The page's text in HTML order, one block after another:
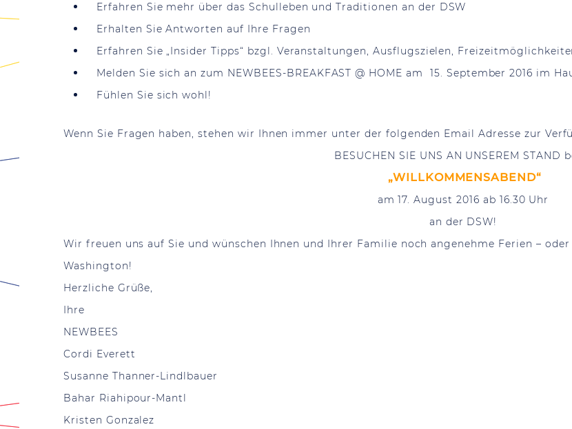
Erfahren Sie mehr über das Schulleben und Traditionen an der DSW
Erhalten Sie Antworten auf Ihre Fragen
Erfahren Sie „Insider Tipps“ bzgl. Veranstaltungen, Ausflugszielen,
Melden Sie sich an zum NEWBEES-BREAKFAST @ HOME am 15. September 2016 im
Fühlen Sie sich wohl!
Wenn Sie Fragen haben, stehen wir Ihnen immer unter der folgenden Email Adresse zur
BESUCHEN SIE UNS AN UNSEREM STAND
„WILLKOMMENSABEND“
am 17. August 2016 ab 16.30 Uhr
an der DSW!
Wir freuen uns auf Sie und wünschen Ihnen und Ihrer Familie noch angenehme Ferien –
Washington!
Herzliche Grüße,
Ihre
NEWBEES
Cordi Everett
Susanne Thanner-Lindlbauer
Bahar Riahipour-Mantl
Kristen Gonzalez